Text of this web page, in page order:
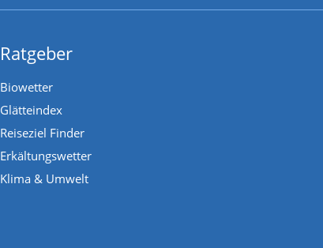
Ratgeber
Biowetter
Glätteindex
Reiseziel Finder
Erkältungswetter
Klima & Umwelt